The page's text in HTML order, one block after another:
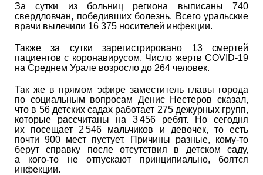
За сутки из больниц региона выписаны 740
свердловчан, победивших болезнь. Всего уральские
врачи вылечили 16 375 носителей инфекции.
Также за сутки зарегистрировано 13 смертей
пациентов с коронавирусом. Число жертв COVID-19
на Среднем Урале возросло до 264 человек.
Так же в прямом эфире заместитель главы города
по социальным вопросам Денис Нестеров сказал,
что в 56 детских садах работает 275 дежурных групп,
которые рассчитаны на 3 456 ребят. Но сегодня
их посещает 2 546 мальчиков и девочек, то есть
почти 900 мест пустует. Причины разные, кому-то
берут справку после отсутствия в детском саду,
а кого-то не отпускают принципиально, боятся
инфекции.